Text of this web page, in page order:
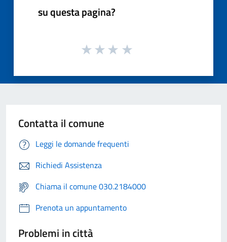
su questa pagina?
Contatta il comune
Leggi le domande frequenti
Richiedi Assistenza
Chiama il comune 030.2184000
Prenota un appuntamento
Problemi in città